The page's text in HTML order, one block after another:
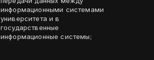
информационными системами
университета и в
государственные
информационные системы;